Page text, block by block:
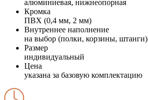
алюминиевая, нижнеопорная
Кромка
ПВХ (0,4 мм, 2 мм)
Внутреннее наполнение
на выбор (полки, корзины, штанги)
Размер
индивидуальный
Цена
указана за базовую комплектацию